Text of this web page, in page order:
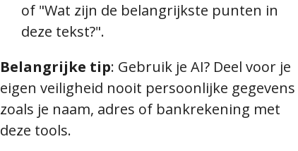
of "Wat zijn de belangrijkste punten in
deze tekst?".
Belangrijke tip: Gebruik je AI? Deel voor je
eigen veiligheid nooit persoonlijke gegevens
zoals je naam, adres of bankrekening met
deze tools.